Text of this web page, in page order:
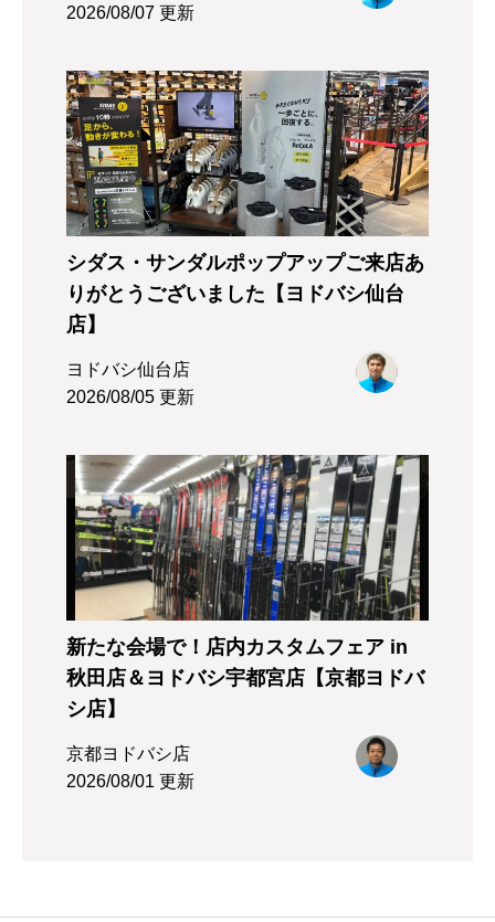
2026/08/07 更新
シダス・サンダルポップアップご来店あ
りがとうございました【ヨドバシ仙台
店】
ヨドバシ仙台店
2026/08/05 更新
新たな会場で！店内カスタムフェア in
秋田店＆ヨドバシ宇都宮店【京都ヨドバ
シ店】
京都ヨドバシ店
2026/08/01 更新